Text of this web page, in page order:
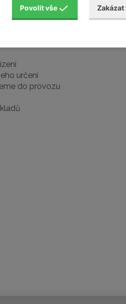
určení
do provozu
Povolit vše Zakázat